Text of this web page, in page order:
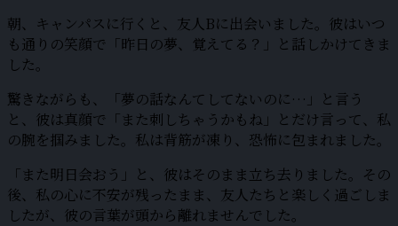
朝、キャンパスに行くと、友人Bに出会いました。彼はいつ
も通りの笑顔で「昨日の夢、覚えてる？」と話しかけてきま
した。
驚きながらも、「夢の話なんてしてないのに…」と言う
と、彼は真顔で「また刺しちゃうかもね」とだけ言って、私
の腕を掴みました。私は背筋が凍り、恐怖に包まれました。
「また明日会おう」と、彼はそのまま立ち去りました。その
後、私の心に不安が残ったまま、友人たちと楽しく過ごしま
したが、彼の言葉が頭から離れませんでした。